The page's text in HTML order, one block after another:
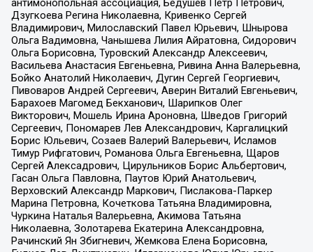
антимонопольная ассоциация, Бедушев Петр Петрович,
Дзугкоева Регина Николаевна, Кривенко Сергей
Владимирович, Милославский Павел Юрьевич, Шнырова
Ольга Вадимовна, Чанышева Лилия Айратовна, Сидорович
Ольга Борисовна, Туровский Александр Алексеевич,
Васильева Анастасия Евгеньевна, Ривина Анна Валерьевна,
Бойко Анатолий Николаевич, Дугин Сергей Георгиевич,
Пивоваров Андрей Сергеевич, Аверин Виталий Евгеньевич,
Барахоев Магомед Бекханович, Шарипков Олег
Викторович, Мошель Ирина Ароновна, Шведов Григорий
Сергеевич, Пономарев Лев Александрович, Каргалицкий
Борис Юльевич, Созаев Валерий Валерьевич, Исламов
Тимур Рифгатович, Романова Ольга Евгеньевна, Щаров
Сергей Алексадрович, Цирульников Борис Альбертович,
Гасан Ольга Павловна, Паутов Юрий Анатольевич,
Верховский Александр Маркович, Пислакова-Паркер
Марина Петровна, Кочеткова Татьяна Владимировна,
Чуркина Наталья Валерьевна, Акимова Татьяна
Николаевна, Золотарева Екатерина Александровна,
Рачинский Ян Збигневич, Жемкова Елена Борисовна,